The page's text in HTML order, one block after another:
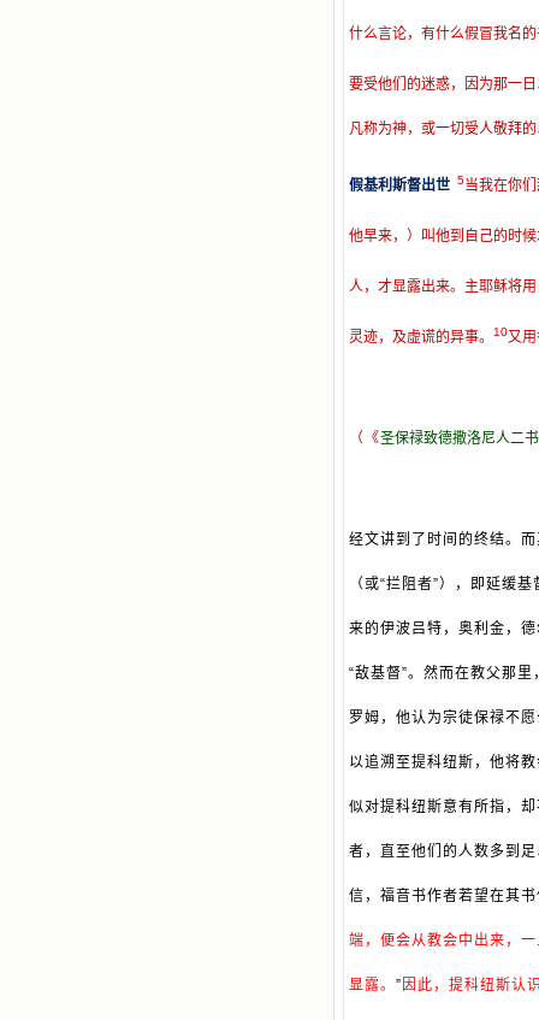
什么言论，有什么假冒我名
要受他们的迷惑，因为那一
凡称为神，或一切受人敬拜
假基利斯督出世 5当我在你
他早来，）叫他到自己的时
人，才显露出来。主耶稣将
灵迹，及虚谎的异事。 10又
（《圣保禄致德撒洛尼人二书
经文讲到了时间的终结。
（或“拦阻者”），即延缓
来的伊波吕特，奥利金，
“敌基督”。然而在教父那
罗姆，他认为宗徒保禄不
以追溯至提科纽斯，他将
似对提科纽斯意有所指，
者，直至他们的人数多到
信，福音书作者若望在其
端，便会从教会中出来，
显露。 ”因此，提科纽斯认